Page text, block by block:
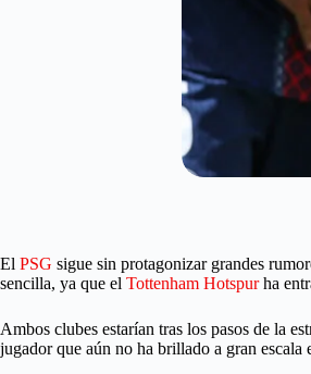
El PSG sigue sin protagonizar grandes
sencilla, ya que el Tottenham Hotspurha
Ambos clubes estarían tras los pasos de la
jugador que aún no ha brillado a gran escala